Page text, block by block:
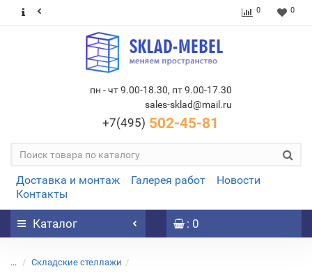
0 0
пн - чт 9.00-18.30, пт 9.00-17.30
sales-sklad@mail.ru
+7(495) 502-45-81
Доставка и монтаж Галерея работ
Новости
Контакты
Каталог : 0
... Складские стеллажи